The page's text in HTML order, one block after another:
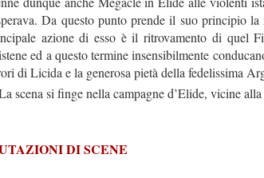
Da questo punto prende il suo principio
azione di esso è il ritrovamento di quel
ed a questo termine insensibilmente
di Licida e la generosa pietà della fedelissima
scena si finge nella campagne d’Elide, vicine
DI SCENE